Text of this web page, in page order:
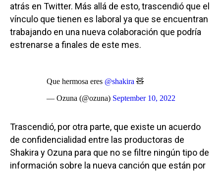
atrás en Twitter. Más allá de esto, trascendió que el
vínculo que tienen es laboral ya que se encuentran
trabajando en una nueva colaboración que podría
estrenarse a finales de este mes.
Que hermosa eres @shakira 🧸
— Ozuna (@ozuna) September 10, 2022
Trascendió, por otra parte, que existe un acuerdo
de confidencialidad entre las productoras de
Shakira y Ozuna para que no se filtre ningún tipo de
información sobre la nueva canción que están por